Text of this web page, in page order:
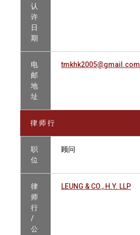
认
许
日
期
电
邮
地
址
tmkhk2005@gmail.com
律 师 行
职
位
顾问
律
师
行
/
公
LEUNG & CO., H.Y. LLP